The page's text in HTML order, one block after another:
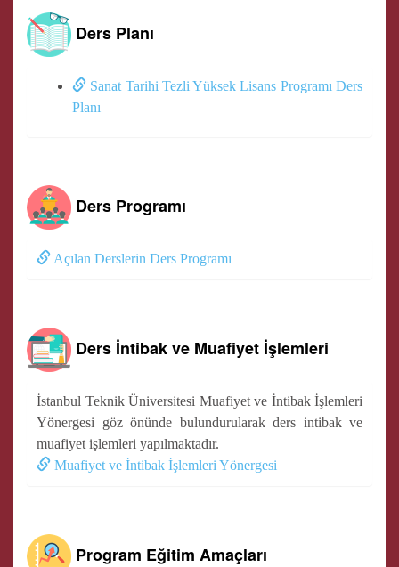
Ders Planı
Sanat Tarihi Tezli Yüksek Lisans Programı Ders
Planı
Ders Programı
Açılan Derslerin Ders Programı
Ders İntibak ve Muafiyet İşlemleri
İstanbul Teknik Üniversitesi Muafiyet ve İntibak İşlemleri
Yönergesi göz önünde bulundurularak ders intibak ve
muafiyet işlemleri yapılmaktadır.
Muafiyet ve İntibak İşlemleri Yönergesi
Program Eğitim Amaçları